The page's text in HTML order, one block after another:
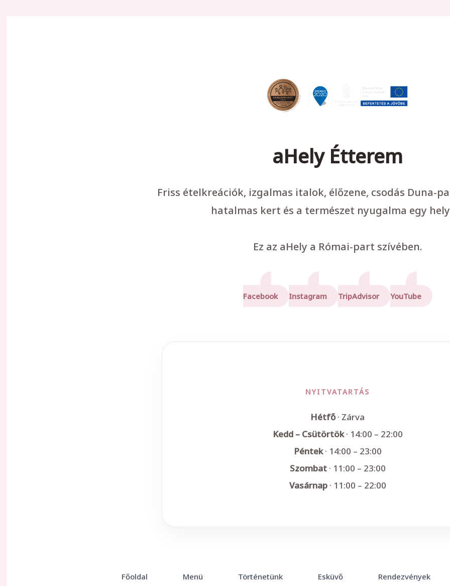
aHely Étterem
Friss ételkreációk, izgalmas italok, élőzene, csodás Duna-
hatalmas kert és a természet nyugalma egy
Ez az aHely a Római-part szívében.
Facebook Instagram TripAdvisor YouTube
NYITVATARTÁS
Hétfő· Zárva
Kedd – Csütörtök· 14:00 – 22:00
Péntek· 14:00 – 23:00
Szombat· 11:00 – 23:00
Vasárnap· 11:00 – 22:00
Főoldal Menü Történetünk Esküvő Rendezvények